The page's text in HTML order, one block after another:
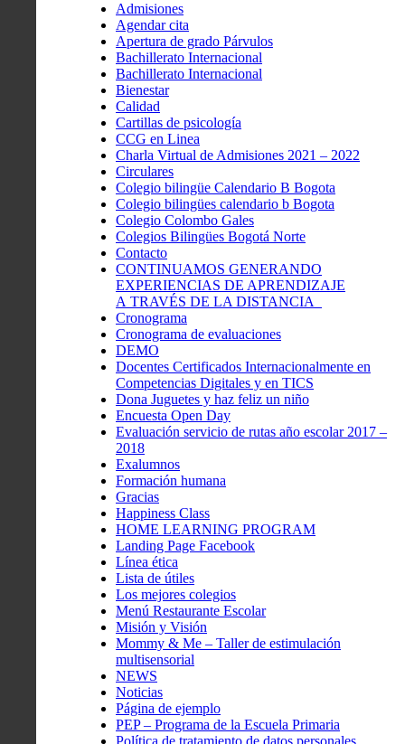
Admisiones
Agendar cita
Apertura de grado Párvulos
Bachillerato Internacional
Bachillerato Internacional
Bienestar
Calidad
Cartillas de psicología
CCG en Linea
Charla Virtual de Admisiones 2021 – 2022
Circulares
Colegio bilingüe Calendario B Bogota
Colegio bilingües calendario b Bogota
Colegio Colombo Gales
Colegios Bilingües Bogotá Norte
Contacto
CONTINUAMOS GENERANDO
EXPERIENCIAS DE APRENDIZAJE
A TRAVÉS DE LA DISTANCIA
Cronograma
Cronograma de evaluaciones
DEMO
Docentes Certificados Internacionalmente en
Competencias Digitales y en TICS
Dona Juguetes y haz feliz un niño
Encuesta Open Day
Evaluación servicio de rutas año escolar 2017 –
2018
Exalumnos
Formación humana
Gracias
Happiness Class
HOME LEARNING PROGRAM
Landing Page Facebook
Línea ética
Lista de útiles
Los mejores colegios
Menú Restaurante Escolar
Misión y Visión
Mommy & Me – Taller de estimulación
multisensorial
NEWS
Noticias
Página de ejemplo
PEP – Programa de la Escuela Primaria